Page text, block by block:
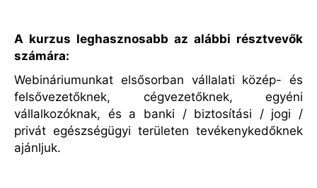
A kurzus leghasznosabb az alábbi résztvevők
számára:
Webináriumunkat elsősorban vállalati közép- és
felsővezetőknek, cégvezetőknek, egyéni
vállalkozóknak, és a banki / biztosítási / jogi /
privát egészségügyi területen tevékenykedőknek
ajánljuk.